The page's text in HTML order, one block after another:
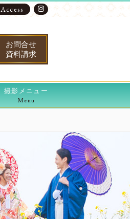
Access
お問合せ
資料請求
撮影メニュー
Menu